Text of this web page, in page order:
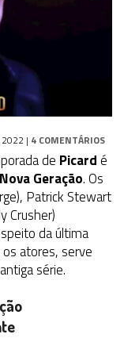
2022 | 4 COMENTÁRIOS
de Picardé
Geração. Os
Patrick Stewart
Crusher)
da última
atores, serve
série.